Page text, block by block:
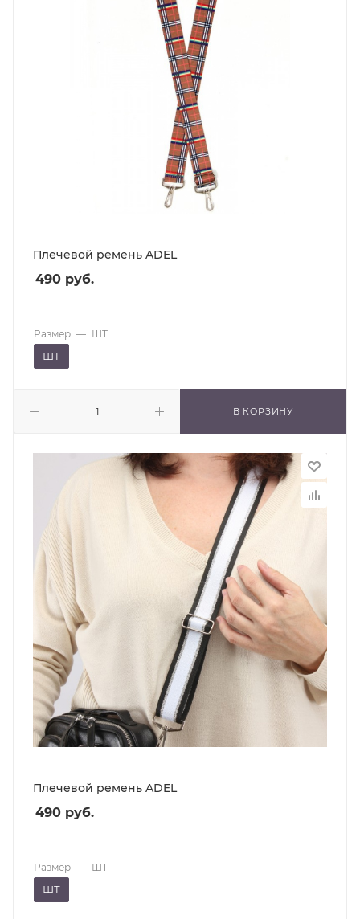
Плечевой ремень ADEL
490 руб.
В КОРЗИНУ
Размер — ШТ
ШТ
Плечевой ремень ADEL
490 руб.
Размер — ШТ
ШТ